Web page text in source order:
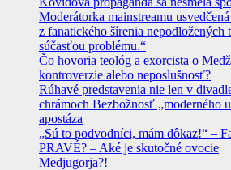
Moderátorka mainstreamu
z fanatického šírenia nepodložených
súčasťou problému.“
Čo hovoria teológ a exorcista o
kontroverzie alebo neposlušnosť?
Rúhavé predstavenia nie len v
chrámoch Bezbožnosť „moderného
apostáza
„Sú to podvodníci, mám dôkaz!“ –
PRAVÉ? – Aké je skutočné ovocie
Medjugorja?!